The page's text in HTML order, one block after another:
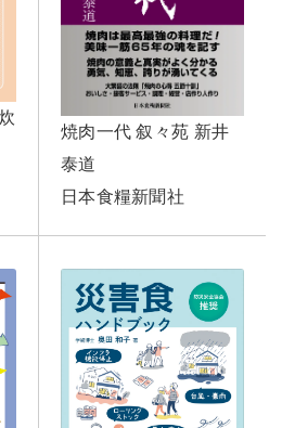
焼肉一代 叙々苑 新井
泰道
日本食糧新聞社